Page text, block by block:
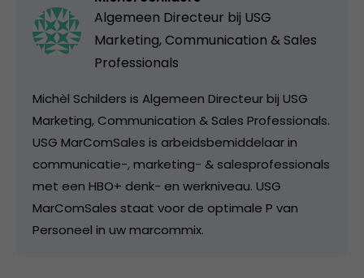
Algemeen Directeur bij USG
Marketing, Communication & Sales
Professionals
Michèl Schilders is Algemeen Directeur bij USG
Marketing, Communication & Sales Professionals.
USG MarComSales is arbeidsbemiddelaar in
communicatie-, marketing- & salesprofessionals
met een HBO+ denk- en werkniveau. USG
MarComSales staat voor de optimale P van
Personeel in uw marcommix.